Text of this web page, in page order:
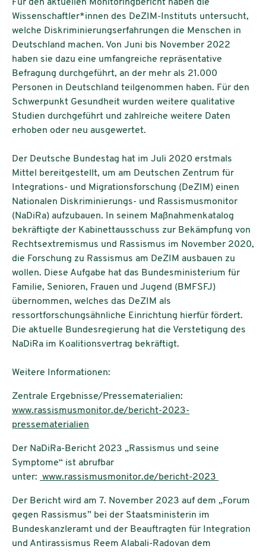
Für den aktuellen Monitoringbericht haben die
Wissenschaftler*innen des DeZIM-Instituts untersucht,
welche Diskriminierungserfahrungen die Menschen in
Deutschland machen. Von Juni bis November 2022
haben sie dazu eine umfangreiche repräsentative
Befragung durchgeführt, an der mehr als 21.000
Personen in Deutschland teilgenommen haben. Für den
Schwerpunkt Gesundheit wurden weitere qualitative
Studien durchgeführt und zahlreiche weitere Daten
erhoben oder neu ausgewertet.
Der Deutsche Bundestag hat im Juli 2020 erstmals
Mittel bereitgestellt, um am Deutschen Zentrum für
Integrations- und Migrationsforschung (DeZIM) einen
Nationalen Diskriminierungs- und Rassismusmonitor
(NaDiRa) aufzubauen. In seinem Maßnahmenkatalog
bekräftigte der Kabinettausschuss zur Bekämpfung von
Rechtsextremismus und Rassismus im November 2020,
die Forschung zu Rassismus am DeZIM ausbauen zu
wollen. Diese Aufgabe hat das Bundesministerium für
Familie, Senioren, Frauen und Jugend (BMFSFJ)
übernommen, welches das DeZIM als
ressortforschungsähnliche Einrichtung hierfür fördert.
Die aktuelle Bundesregierung hat die Verstetigung des
NaDiRa im Koalitionsvertrag bekräftigt.
Weitere Informationen:
Zentrale Ergebnisse/Pressematerialien:
www.rassismusmonitor.de/bericht-2023-
pressematerialien
Der NaDiRa-Bericht 2023 „Rassismus und seine
Symptome“ ist abrufbar
unter: www.rassismusmonitor.de/bericht-2023
Der Bericht wird am 7. November 2023 auf dem „Forum
gegen Rassismus” bei der Staatsministerin im
Bundeskanzleramt und der Beauftragten für Integration
und Antirassismus Reem Alabali-Radovan dem